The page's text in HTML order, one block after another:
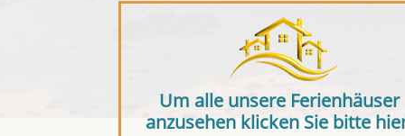
Um alle unsere Ferienhäuser
anzusehen klicken Sie bitte